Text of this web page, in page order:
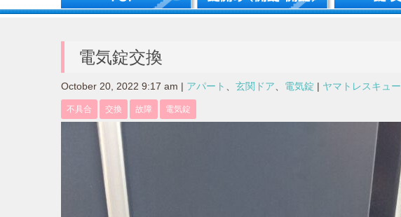
電気錠交換
October 20, 2022 9:17 am アパート 、 玄関ドア、 電気錠 ヤマトレスキュー
不具合 交換 故障 電気錠